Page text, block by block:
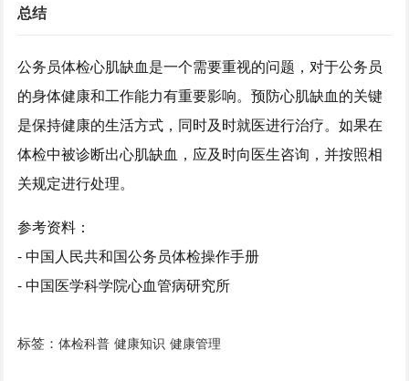
总结
公务员体检心肌缺血是一个需要重视的问题，对于公务员
的身体健康和工作能力有重要影响。预防心肌缺血的关键
是保持健康的生活方式，同时及时就医进行治疗。如果在
体检中被诊断出心肌缺血，应及时向医生咨询，并按照相
关规定进行处理。
参考资料：
- 中国人民共和国公务员体检操作手册
- 中国医学科学院心血管病研究所
标签：体检科普 健康知识 健康管理